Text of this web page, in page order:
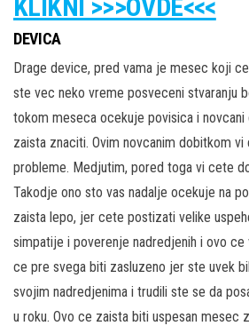
KLIKNI >>>OVDE<<<
DEVICA
Drage device, pred vama je mesec koji
ste vec neko vreme posveceni stvaranju
tokom meseca ocekuje povisica i
zaista znaciti. Ovim novcanim dobitkom
probleme. Medjutim, pored toga vi cete
Takodje ono sto vas nadalje ocekuje na
zaista lepo, jer cete postizati velike
simpatije i poverenje nadredjenih i ovo ce
ce pre svega biti zasluzeno jer ste uvek
svojim nadredjenima i trudili ste se da
u roku. Ovo ce zaista biti uspesan mesec